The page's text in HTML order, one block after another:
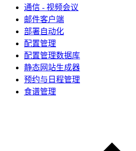
通信 - 视频会议
邮件客户端
部署自动化
配置管理
配置管理数据库
静态网站生成器
预约与日程管理
食谱管理